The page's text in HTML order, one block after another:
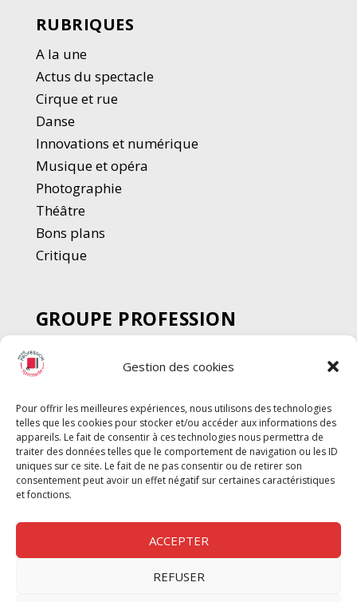
Gestion des cookies
Pour offrir les meilleures expériences, nous utilisons des technologies
telles que les cookies pour stocker et/ou accéder aux informations des
appareils. Le fait de consentir à ces technologies nous permettra de
traiter des données telles que le comportement de navigation ou les ID
uniques sur ce site. Le fait de ne pas consentir ou de retirer son
consentement peut avoir un effet négatif sur certaines caractéristiques
et fonctions.
ACCEPTER
REFUSER
RUBRIQUES
A la une
Actus du spectacle
Cirque et rue
Danse
Innovations et numérique
Musique et opéra
Photographie
Théâtre
Bons plans
Critique
GROUPE PROFESSION
SPECTACLE
Chèque Intermittents
Chèque Compta
Chèque Emploi Spectacle
G-Pods
Profession Audio-visuel